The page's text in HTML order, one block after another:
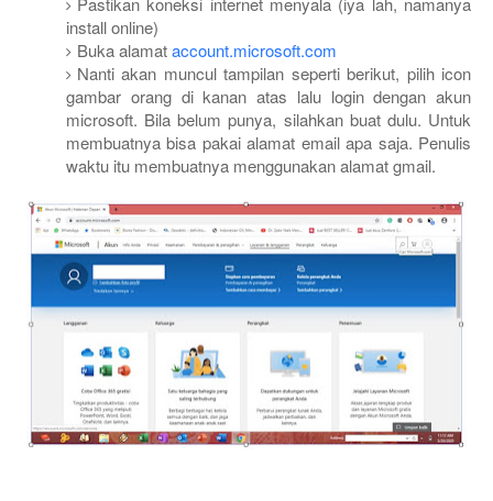
install online)
Buka alamataccount.microsoft.com
Nanti akan muncul tampilan seperti berikut, pilih icon
gambar orang di kanan atas lalu login dengan akun
microsoft. Bila belum punya, silahkan buat dulu. Untuk
membuatnya bisa pakai alamat email apa saja. Penulis
waktu itu membuatnya menggunakan alamat gmail.